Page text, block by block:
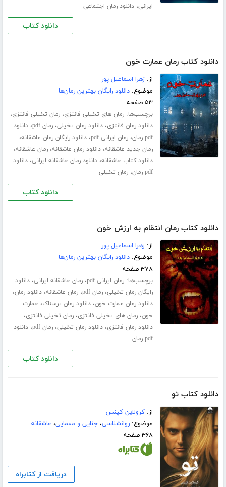
ایرانی،دانلود رمان اجتماعی
دانلود کتاب
دانلود کتاب رمان عمارت خون
از:زهرا اسماعیل پور
موضوع:دانلود رایگان بهترین رمان‌ها
۵۳ صفحه
برچسب‌ها:رمان های تخیلی فانتزی،رمان تخیلی فانتزی،
دانلود رمان فانتزی،دانلود رمان تخیلی،رمان pdf ،دانلود
pdf رمان
،رمان ایرانی pdf ،دانلود رایگان رمان عاشقانه،
رمان جدید عاشقانه،دانلود رمان عاشقانه،رمان عاشقانه،
دانلود کتاب عاشقانه،دانلود رمان عاشقانه ایرانی،دانلود
pdf رمان
،رمان تخیلی
دانلود کتاب
دانلود کتاب رمان انتقام به ارزش خون
از:زهرا اسماعیل پور
موضوع:دانلود رایگان بهترین رمان‌ها
۳۷۸ صفحه
برچسب‌ها:رمان ایرانی pdf ،رمان عاشقانه ایرانی،دانلود
رایگان رمان تخیلی،رمان pdf ،رمان عاشقانه،دانلود رمان،
دانلود رمان عمارت خون،دانلود رمان ترسناک، عمارت
خون،رمان های تخیلی فانتزی،رمان تخیلی فانتزی،
دانلود رمان فانتزی،دانلود رمان تخیلی،رمان pdf ،دانلود
pdf رمان
دانلود کتاب
دانلود کتاب تو
از:کرولاین کپنس
موضوع:روانشناسی،جنایی و معمایی، عاشقانه
۳۶۸ صفحه
دریافت از کتابراه